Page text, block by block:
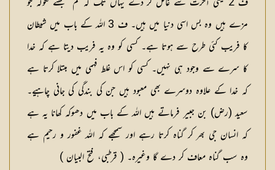
مزے ہیں وہ بس اسی دنیا میں ہیں۔ ف 3 اللہ کے باب میں شیطان
کا فریب کئی طرح سے ہوتا ہے۔ کسی کو وہ یہ فریب دیتا ہے کہ خدا
کا سرے سے وجود ہی نہیں۔ کسی کو اس غلط فہمی میں مبتلا کرتا ہے
کہ خدا کے علاوہ دوسرے بھی معبود ہیں جن کی بندگی کی جانی چاہیے۔
سعید (رض) بن جبیر فرماتے ہیں اللہ کے باب میں دھوکہ کھانا یہ ہے
کہ انسان جی بھر کر گناہ کرتا رہے اور سمجھے کہ اللہ غفور و رحیم ہے
وہ سب گناہ معاف کر دے گا وغیرہ۔ ( قرطبی، فتح البیان )